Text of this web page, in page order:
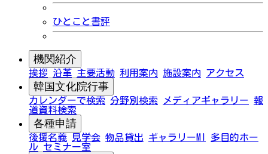
ひとこと書評
機関紹介
挨拶 沿革 主要活動 利用案内 施設案内 アクセス
韓国文化院行事
カレンダーで検索 分野別検索 メディアギャラリー 報
道資料検索
各種申請
後援名義 見学会 物品貸出 ギャラリーMI
多目的ホー
ル セミナー室